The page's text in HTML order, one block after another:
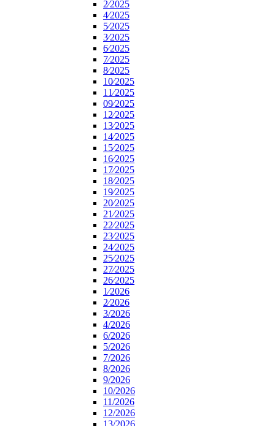
2⁄2025
4⁄2025
5⁄2025
3⁄2025
6⁄2025
7⁄2025
8⁄2025
10⁄2025
11⁄2025
09⁄2025
12⁄2025
13⁄2025
14⁄2025
15⁄2025
16⁄2025
17⁄2025
18⁄2025
19⁄2025
20⁄2025
21⁄2025
22⁄2025
23⁄2025
24⁄2025
25⁄2025
27⁄2025
26⁄2025
1⁄2026
2⁄2026
3/2026
4/2026
6/2026
5/2026
7/2026
8/2026
9/2026
10/2026
11/2026
12/2026
13/2026